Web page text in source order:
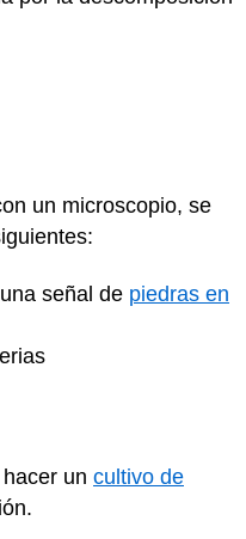
un microscopio, se
señal de piedras en
un cultivo de